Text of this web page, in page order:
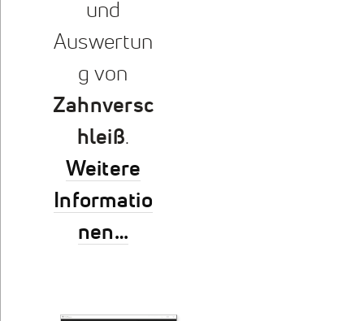
und
Auswertun
g von
Zahnversc
hleiß.
Weitere
Informatio
nen…